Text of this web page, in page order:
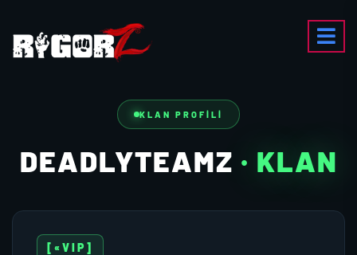
KLAN PROFILI
DEADLYTEAMZ · KLAN
[«VIP]